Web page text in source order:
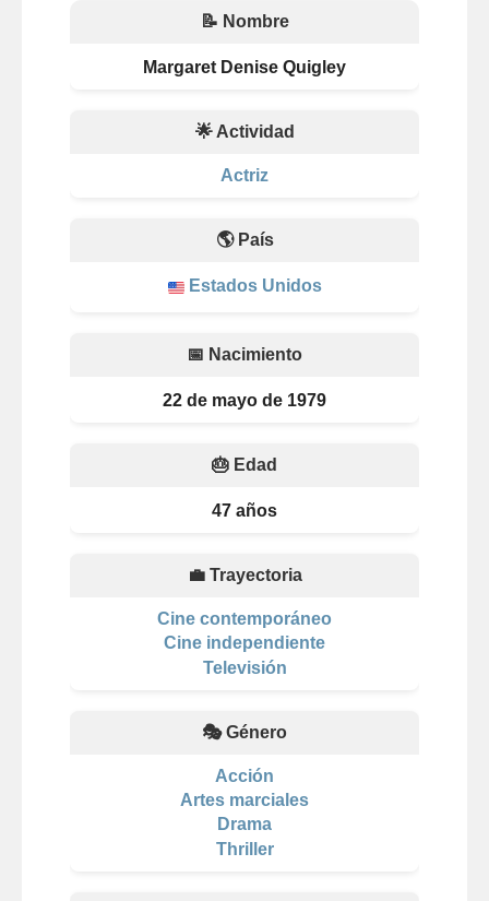
📝 Nombre
Margaret Denise Quigley
🌟 Actividad
Actriz
🌎 País
Estados Unidos
📅 Nacimiento
22 de mayo de 1979
🎂 Edad
47 años
💼 Trayectoria
Cine contemporáneo
Cine independiente
Televisión
🎭 Género
Acción
Artes marciales
Drama
Thriller